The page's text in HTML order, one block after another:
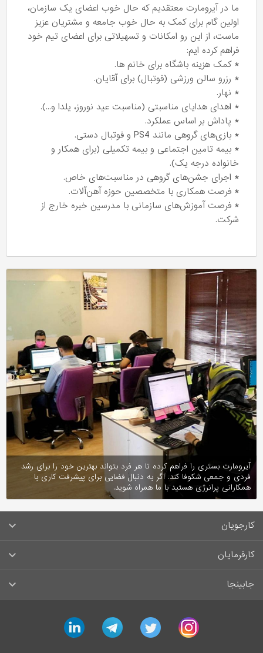
ما در آیرومارت معتقدیم که حال خوب اعضای یک سازمان،
اولین گام برای کمک به حال خوب جامعه و مشتریان عزیز
ماست، از این رو امکانات و تسهیلاتی برای اعضای تیم خود
فراهم کرده ایم:
* کمک هزینه باشگاه برای خانم ها.
* رزرو سالن ورزشی (فوتبال) برای آقایان.
* نهار.
* اهدای هدایای مناسبتی (مناسبت عید نوروز، یلدا و...).
* پاداش بر اساس عملکرد.
* بازی‌های گروهی مانند PS4 و فوتبال دستی.
* بیمه تامین اجتماعی و بیمه تکمیلی (برای همکار و
خانواده درجه یک).
* اجرای جشن‌های گروهی در مناسبت‌های خاص.
* فرصت همکاری با متخصصین حوزه آهن‌آلات.
* فرصت آموزش‌های سازمانی با مدرسین خبره خارج از
شرکت.
آیرومارت بستری را فراهم کرده تا هر فرد بتواند بهترین خود را برای رشد
فردی و جمعی شکوفا کند. اگر به دنبال فضایی برای پیشرفت کاری با
همکارانی پرانرژی هستید با ما همراه شوید.
کارجویان
سوالات متداول کارجویان
لیست مشاغل
آگهی‌های استخدام
کارفرمایان
راهنمای ثبت آگهی استخدام
قوانین و مقررات کارفرمایان
جابینجا
جابینجا در رسانه‌ها
instagram
twitter
telegram
linkedin